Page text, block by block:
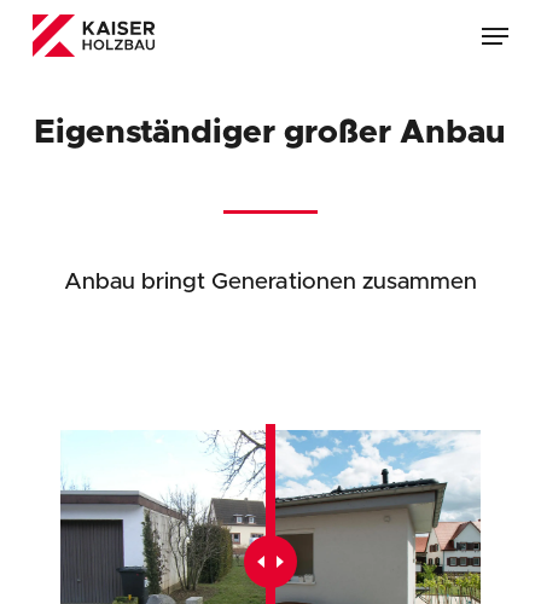
Skip
contentEigenständiger großer Anbau
Anbau bringt Generationen zusammen